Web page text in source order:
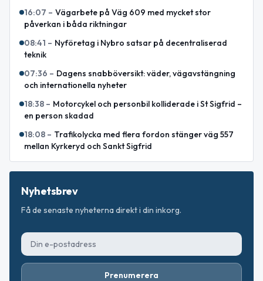
16:07 – Vägarbete på Väg 609 med mycket stor
påverkan i båda riktningar
08:41 – Nyföretag i Nybro satsar på decentraliserad
teknik
07:36 – Dagens snabböversikt: väder, vägavstängning
och internationella nyheter
18:38 – Motorcykel och personbil kolliderade i St Sigfrid –
en person skadad
18:08 – Trafikolycka med flera fordon stänger väg 557
mellan Kyrkeryd och Sankt Sigfrid
Nyhetsbrev
Få de senaste nyheterna direkt i din inkorg.
Prenumerera